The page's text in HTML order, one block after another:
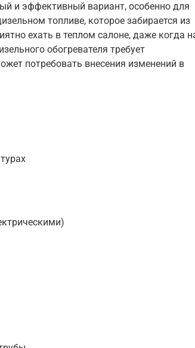
и эффективный вариант, особенно для
топливе, которое забирается из
ехать в теплом салоне, даже когда
обогревателя требует
потребовать внесения изменений в